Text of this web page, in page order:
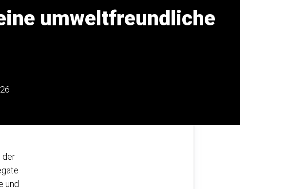
umweltfreundliche
der
und